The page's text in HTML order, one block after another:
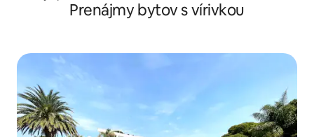
Prenájmy bytov s vírivkou